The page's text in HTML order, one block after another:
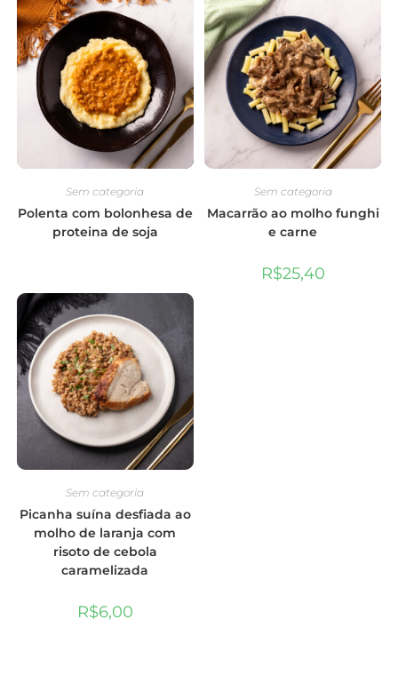
Sem categoria
Polenta com bolonhesa de
proteina de soja
Sem categoria
Macarrão ao molho funghi
e carne
R$25,40
Sem categoria
Picanha suína desfiada ao
molho de laranja com
risoto de cebola
caramelizada
R$6,00